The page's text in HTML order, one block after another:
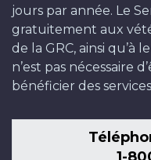
jours par année. Le
gratuitement aux
de la GRC, ainsi qu’à
n’est pas nécessaire
bénéficier des
1-